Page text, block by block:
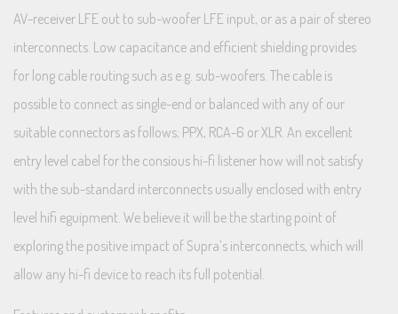
AV-receiver LFE out to sub-woofer LFE input, or as a pair of stereo
interconnects. Low capacitance and efficient shielding provides
for long cable routing such as e.g. sub-woofers. The cable is
possible to connect as single-end or balanced with any of our
suitable connectors as follows; PPX, RCA-6 or XLR. An excellent
entry level cabel for the consious hi-fi listener how will not satisfy
with the sub-standard interconnects usually enclosed with entry
level hifi eguipment. We believe it will be the starting point of
exploring the positive impact of Supra’s interconnects, which will
allow any hi-fi device to reach its full potential.